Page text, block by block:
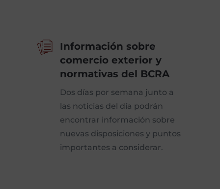
Información sobre
comercio exterior y
normativas del BCRA
Dos días por semana junto a
las noticias del día podrán
encontrar información sobre
nuevas disposiciones y puntos
importantes a considerar.